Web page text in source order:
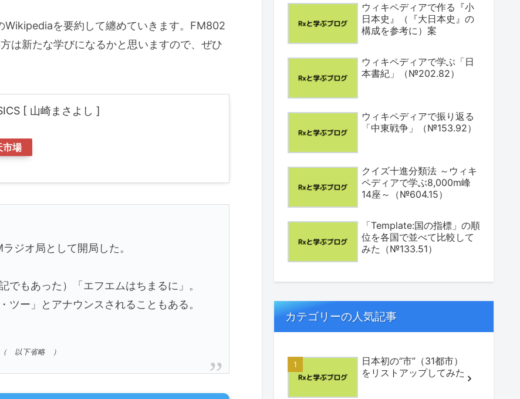
Wikipediaを要約して纏めていきます。FM802
は新たな学びになるかと思いますので、ぜひ
[ 山崎まさよし ]
市場
ジオ局として開局した。
でもあった）「エフエムはちまるに」。
ツー」とアナウンスされることもある。
（ 以下省略 ）
ウィキペディアで作る『小
日本史』（『大日本史』の
構成を参考に）案
ウィキペディアで学ぶ「日
本書紀」（№202.82）
ウィキペディアで振り返る
「中東戦争」（№153.92）
クイズ十進分類法 ～ウィキ
ペディアで学ぶ8,000m峰
14座～（№604.15）
「Template:国の指標」の順
位を各国で並べて比較して
みた（№133.51）
カテゴリーの人気記事
日本初の“市”（31都市）
をリストアップしてみた